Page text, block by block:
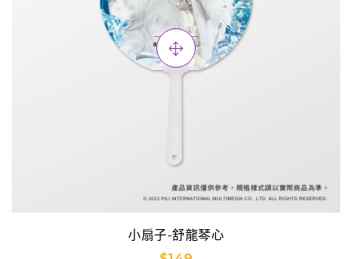
小扇子-舒龍琴心